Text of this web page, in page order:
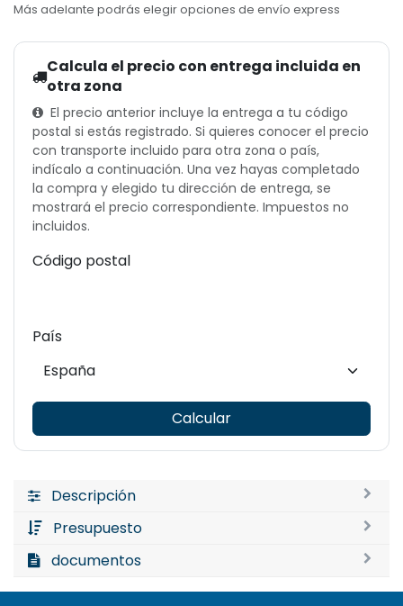
Más adelante podrás elegir opciones de envío express
Calcula el precio con entrega incluida en
otra zona
El precio anterior incluye la entrega a tu código
postal si estás registrado. Si quieres conocer el precio
con transporte incluido para otra zona o país,
indícalo a continuación. Una vez hayas completado
la compra y elegido tu dirección de entrega, se
mostrará el precio correspondiente. Impuestos no
incluidos.
Código postal
País
Calcular
Descripción
Presupuesto
documentos